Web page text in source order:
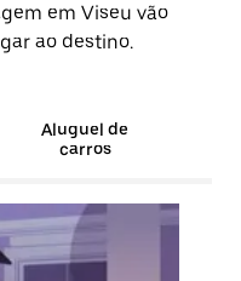
em Viseu vão
ao destino.
Aluguel de
carros